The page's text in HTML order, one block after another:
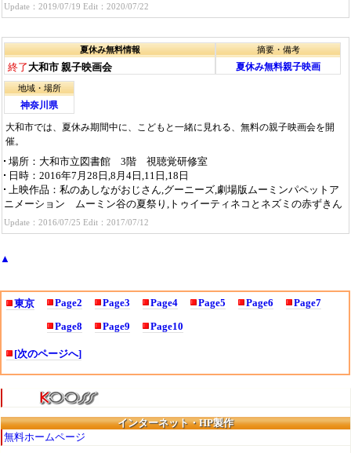
Update：2019/07/19 Edit：2020/07/22
夏休み無料情報
終了大和市 親子映画会
摘要・備考
夏休み無料親子映画
地域・場所
神奈川県
大和市では、夏休み期間中に、こどもと一緒に見れる、無料の親子映画会を開
催。
場所 ：大和市立図書館 3階 視聴覚研修室
日時 ：2016年7月28日,8月4日,11日,18日
上映作品 ：私のあしながおじさん,グーニーズ,劇場版ムーミンパペットア
ニメーション ムーミン谷の夏祭り,トゥイーティネコとネズミの赤ずきん
Update：2016/07/25 Edit：2017/07/12
▲
東京 Page2 Page3 Page4 Page5 Page6
Page7
Page8
Page9 Page10
[次のページへ]
インターネット・HP製作
無料ホームページ